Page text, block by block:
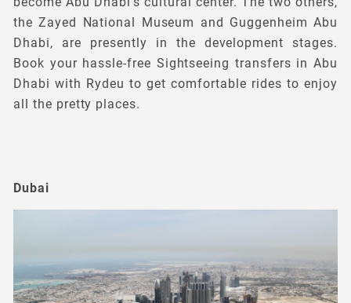
the Zayed National Museum and Guggenheim Abu
Dhabi, are presently in the development stages.
Book your hassle-free Sightseeing transfers in Abu
Dhabi with Rydeu to get comfortable rides to enjoy
all the pretty places.
Dubai